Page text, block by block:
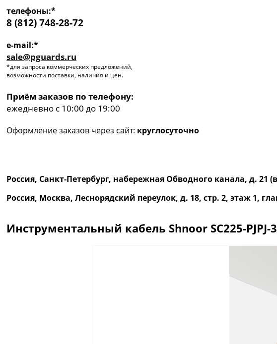
телефоны:*
8 (812) 748-28-72
e-mail:*
sale@pguards.ru
*для запроса коммерческих предложений,
возможности поставки, наличия и цен.
Приём заказов по телефону:
ежедневно с 10:00 до 19:00
Оформление заказов через сайт: круглосуточно
Россия, Санкт-Петербург, набережная Обводного канала, д. 21
Россия, Москва, Леснорядский переулок, д. 18, стр. 2, этаж
Инструментальный кабель Shnoor SC225-PJPJ-